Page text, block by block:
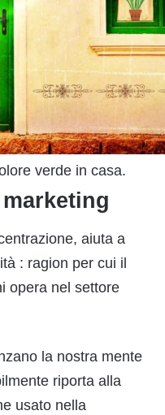
verde in casa.
aiuta a
: ragion per cui il
opera nel settore
la nostra mente
riporta alla
usato nella